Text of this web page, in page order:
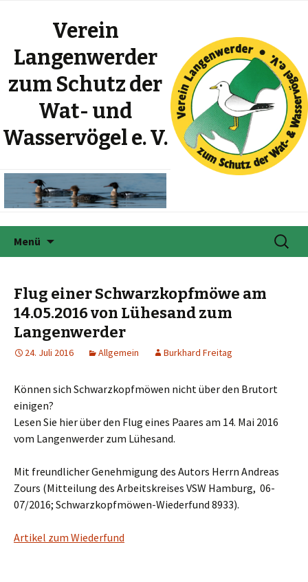
Verein
Langenwerder
zum Schutz der
Wat- und
Wasservögel e. V.
Menü
Suche
nach:
Flug einer Schwarzkopfmöwe am
14.05.2016 von Lühesand zum
Langenwerder
24. Juli 2016 Allgemein Burkhard Freitag
Können sich Schwarzkopfmöwen nicht über den Brutort
einigen?
Lesen Sie hier über den Flug eines Paares am 14. Mai 2016
vom Langenwerder zum Lühesand.
Mit freundlicher Genehmigung des Autors Herrn Andreas
Zours (Mitteilung des Arbeitskreises VSW Hamburg, 06-
07/2016; Schwarzkopfmöwen-Wiederfund 8933).
Artikel zum Wiederfund